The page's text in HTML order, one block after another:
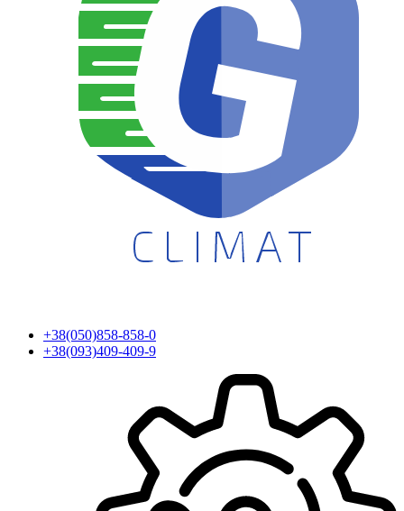
+38(050)858-858-0
+38(093)409-409-9